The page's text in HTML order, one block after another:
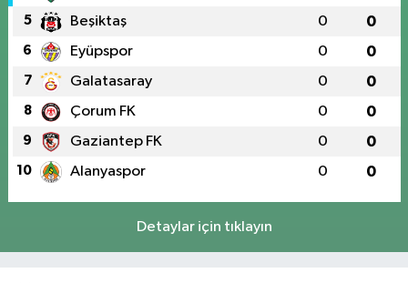
5 Beşiktaş 0 0
6 Eyüpspor 0 0
7 Galatasaray 0 0
8 Çorum FK 0 0
9 Gaziantep FK 0 0
10 Alanyaspor 0 0
Detaylar için tıklayın